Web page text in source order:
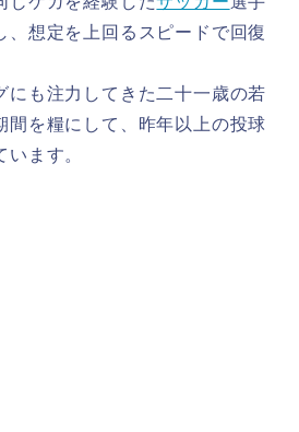
、想定を上回るスピードで回復
にも注力してきた二十一歳の若
間を糧にして、昨年以上の投球
ます。